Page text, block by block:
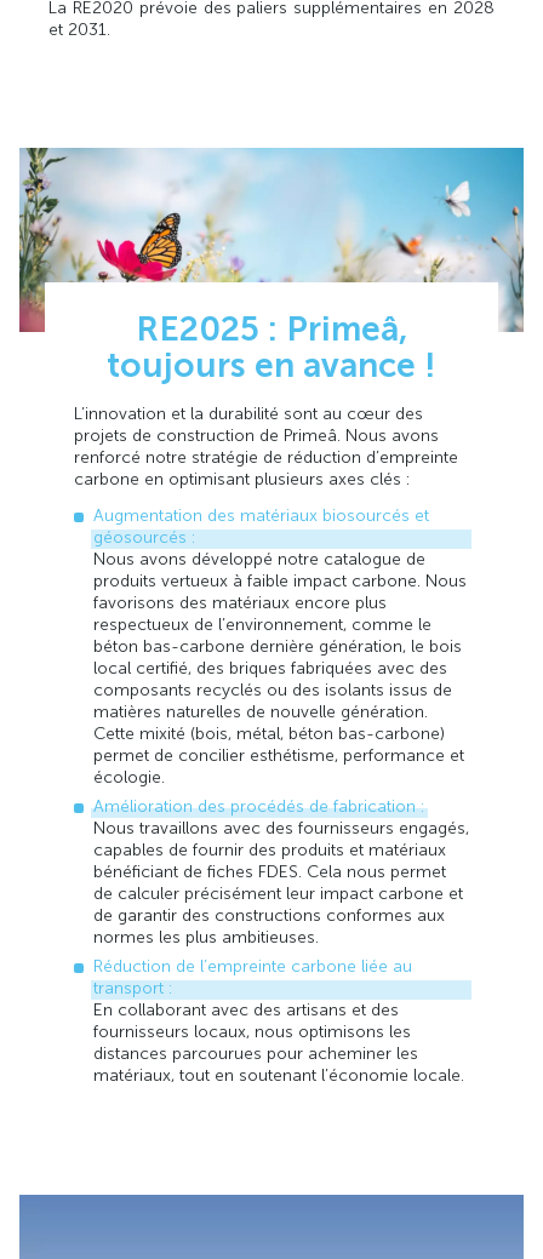
La RE2020 prévoie des paliers supplémentaires en 2028
et 2031.
RE2025 : Primeâ,
toujours en avance !
L’innovation et la durabilité sont au cœur des
projets de construction de Primeâ. Nous avons
renforcé notre stratégie de réduction d’empreinte
carbone en optimisant plusieurs axes clés :
Augmentation des matériaux biosourcés et
géosourcés :
Nous avons développé notre catalogue de
produits vertueux à faible impact carbone. Nous
favorisons des matériaux encore plus
respectueux de l’environnement, comme le
béton bas-carbone dernière génération, le bois
local certifié, des briques fabriquées avec des
composants recyclés ou des isolants issus de
matières naturelles de nouvelle génération.
Cette mixité (bois, métal, béton bas-carbone)
permet de concilier esthétisme, performance et
écologie.
Amélioration des procédés de fabrication :
Nous travaillons avec des fournisseurs engagés,
capables de fournir des produits et matériaux
bénéficiant de fiches FDES. Cela nous permet
de calculer précisément leur impact carbone et
de garantir des constructions conformes aux
normes les plus ambitieuses.
Réduction de l’empreinte carbone liée au
transport :
En collaborant avec des artisans et des
fournisseurs locaux, nous optimisons les
distances parcourues pour acheminer les
matériaux, tout en soutenant l’économie locale.